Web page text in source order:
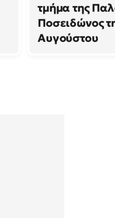
τμήμα της
Ποσειδώνος
Αυγούστου